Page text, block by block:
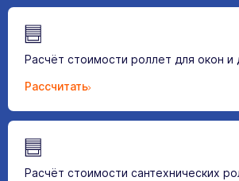
Расчёт стоимости роллет для окон и
Рассчитать
Расчёт стоимости сантехнических